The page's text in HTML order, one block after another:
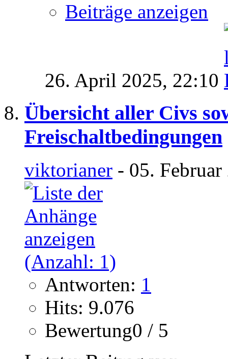
Beiträge anzeigen
26. April 2025, 22:10
Übersicht aller Civs
Freischaltbedingungen
viktorianer - 05.
Antworten: 1
Hits: 9.076
Bewertung0 / 5